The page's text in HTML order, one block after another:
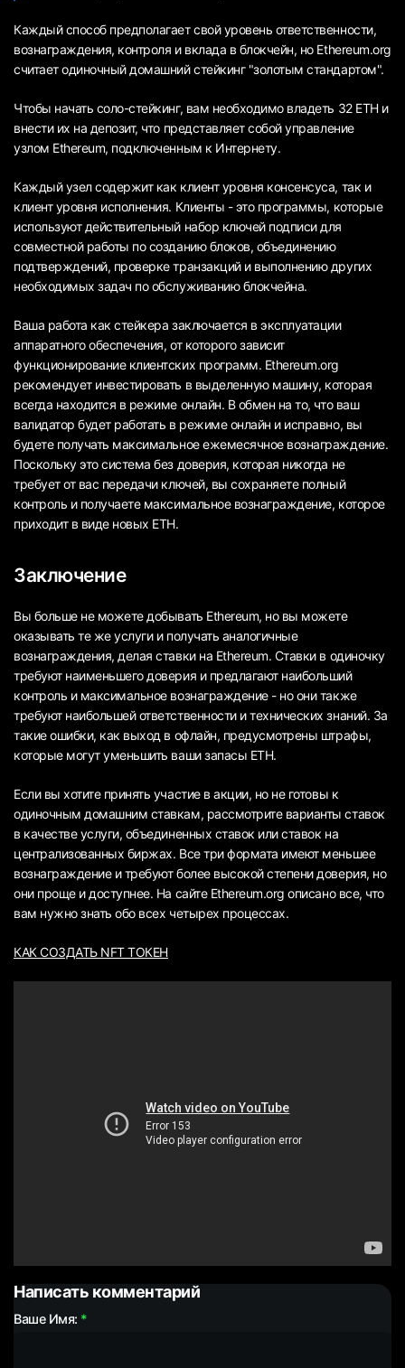
Каждый способ предполагает свой уровень ответственности,
вознаграждения, контроля и вклада в блокчейн, но Ethereum.org
считает одиночный домашний стейкинг "золотым стандартом".
Чтобы начать соло-стейкинг, вам необходимо владеть 32 ETH и
внести их на депозит, что представляет собой управление
узлом Ethereum, подключенным к Интернету.
Каждый узел содержит как клиент уровня консенсуса, так и
клиент уровня исполнения. Клиенты - это программы, которые
используют действительный набор ключей подписи для
совместной работы по созданию блоков, объединению
подтверждений, проверке транзакций и выполнению других
необходимых задач по обслуживанию блокчейна.
Ваша работа как стейкера заключается в эксплуатации
аппаратного обеспечения, от которого зависит
функционирование клиентских программ. Ethereum.org
рекомендует инвестировать в выделенную машину, которая
всегда находится в режиме онлайн. В обмен на то, что ваш
валидатор будет работать в режиме онлайн и исправно, вы
будете получать максимальное ежемесячное вознаграждение.
Поскольку это система без доверия, которая никогда не
требует от вас передачи ключей, вы сохраняете полный
контроль и получаете максимальное вознаграждение, которое
приходит в виде новых ETH.
Заключение
Вы больше не можете добывать Ethereum, но вы можете
оказывать те же услуги и получать аналогичные
вознаграждения, делая ставки на Ethereum. Ставки в одиночку
требуют наименьшего доверия и предлагают наибольший
контроль и максимальное вознаграждение - но они также
требуют наибольшей ответственности и технических знаний. За
такие ошибки, как выход в офлайн, предусмотрены штрафы,
которые могут уменьшить ваши запасы ETH.
Если вы хотите принять участие в акции, но не готовы к
одиночным домашним ставкам, рассмотрите варианты ставок
в качестве услуги, объединенных ставок или ставок на
централизованных биржах. Все три формата имеют меньшее
вознаграждение и требуют более высокой степени доверия, но
они проще и доступнее. На сайте Ethereum.org описано все, что
вам нужно знать обо всех четырех процессах.
КАК СОЗДАТЬ NFT ТОКЕН
Написать комментарий
Ваше Имя: